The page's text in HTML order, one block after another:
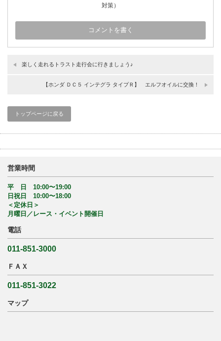
対策）
楽しく走れるトラスト走行会に行きましょう♪
【ホンダ ＤＣ５ インテグラ タイプＲ】 エルフオイルに交換！
トップページに戻る
営業時間
平 日 10:00〜19:00
日祝日 10:00〜18:00
＜定休日＞
月曜日／レース・イベント開催日
電話
011-851-3000
ＦＡＸ
011-851-3022
マップ